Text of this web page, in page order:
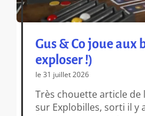
Gus & Co joue aux
exploser !)
le 31 juillet 2026
Très chouette article de
sur Explobilles, sorti il y